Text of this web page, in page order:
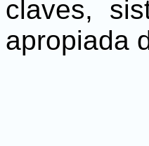
claves,
apropiada